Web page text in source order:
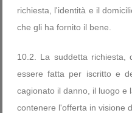
richiesta, l'identità e il
che gli ha fornito il bene.
10.2. La suddetta richiesta,
essere fatta per iscritto e
cagionato il danno, il luogo e
contenere l'offerta in visione